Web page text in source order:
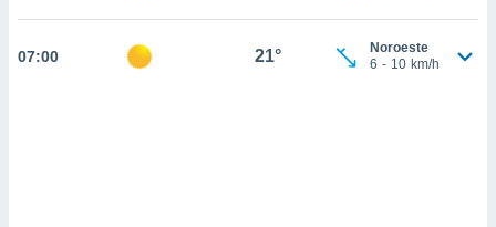
más
07:00 21°
Noroeste
6 - 10 km/h